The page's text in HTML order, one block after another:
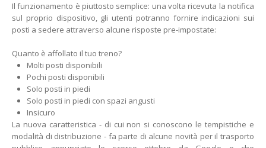
Il funzionamento è piuttosto semplice: una volta ricevuta la notifica
sul proprio dispositivo, gli utenti potranno fornire indicazioni sui
posti a sedere attraverso alcune risposte pre-impostate:
Quanto è affollato il tuo treno?
Molti posti disponibili
Pochi posti disponibili
Solo posti in piedi
Solo posti in piedi con spazi angusti
Insicuro
La nuova caratteristica - di cui non si conoscono le tempistiche e
modalità di distribuzione - fa parte di alcune novità per il trasporto